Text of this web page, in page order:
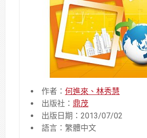
作者： 何進來、林秀慧
出版社： 鼎茂
出版日期：2013/07/02
語言：繁體中文